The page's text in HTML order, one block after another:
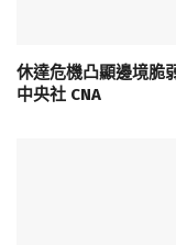
休達危機凸顯邊境
中央社 CNA